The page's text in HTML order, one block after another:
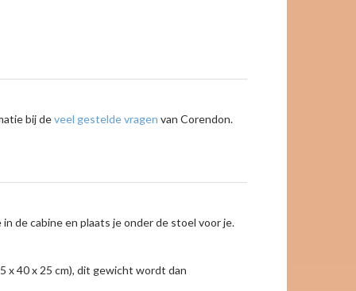
bij deveel gestelde vragen van Corendon.
in de cabine en plaats je onder de stoel voor je.
x 40 x 25 cm), dit gewicht wordt dan